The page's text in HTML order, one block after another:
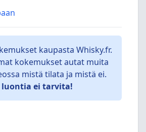
kaupasta Whisky.fr.
kokemukset autat muita
mistä tilata ja mistä ei.
luontia ei tarvita!